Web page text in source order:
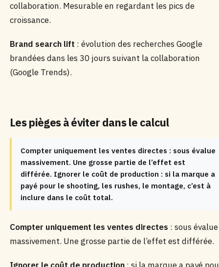
collaboration. Mesurable en regardant les pics de
croissance.
Brand search lift : évolution des recherches Google
brandées dans les 30 jours suivant la collaboration
(Google Trends).
Les pièges à éviter dans le calcul
Compter uniquement les ventes directes : sous évalue
massivement. Une grosse partie de l’effet est
différée. Ignorer le coût de production : si la marque a
payé pour le shooting, les rushes, le montage, c’est à
inclure dans le coût total.
Compter uniquement les ventes directes : sous évalue
massivement. Une grosse partie de l’effet est différée.